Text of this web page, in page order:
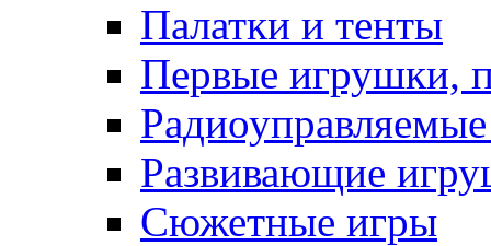
Палатки и тенты
Первые игрушки,
Развивающие
Сюжетные игры